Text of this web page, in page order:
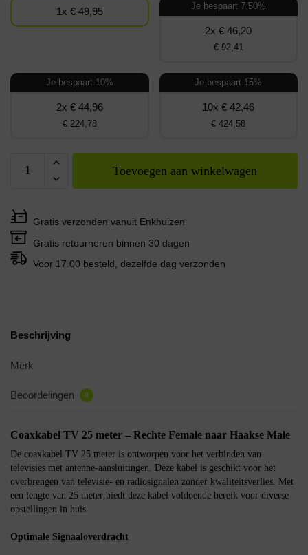
1x € 49,95 Je bespaart 7.50%
2x € 46,20
€ 92,41
Je bespaart 10%
2x € 44,96
€ 224,78
Je bespaart 15%
10x € 42,46
€ 424,58
Toevoegen aan winkelwagen
Gratis verzonden vanuit Enkhuizen
Gratis retourneren binnen 30 dagen
Voor 17.00 besteld, dezelfde dag verzonden
Beschrijving
Merk
Beoordelingen 0
Coaxkabel TV 25 meter – Rechte Female naar Haakse Male
De coaxkabel TV 25 meter is ontworpen voor het verbinden van
televisies met antenne-aansluitingen. Deze kabel is geschikt voor het
overbrengen van televisie- en radiosignalen zonder kwaliteitsverlies. Met
een lengte van 25 meter biedt deze kabel voldoende bereik voor diverse
opstellingen in huis.
Optimale Signaaloverdracht